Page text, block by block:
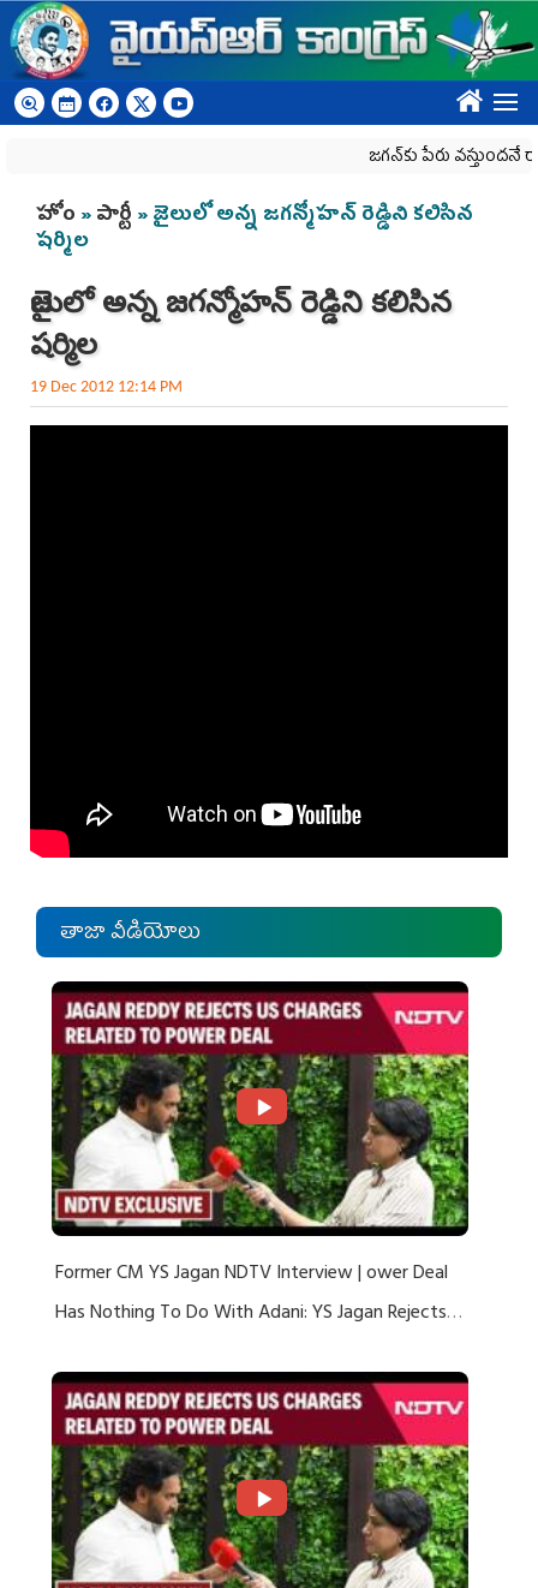
Skip to main content
????
జగన్‌కు పేరు వస్తుందనే
You are here
హోం »పార్టీ » జైలులో అన్న జగన్మోహన్ రెడ్డిని కలిసిన
షర్మిల
జైలులో అన్న జగన్మోహన్ రెడ్డిని కలిసిన
షర్మిల
19 Dec 2012 12:14 PM
తాజా వీడియోలు
Former CM YS Jagan NDTV Interview | ower Deal
Has Nothing To Do With Adani: YS Jagan Rejects